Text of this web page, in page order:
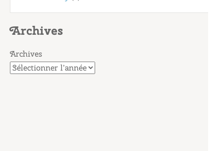
Archives
Archives